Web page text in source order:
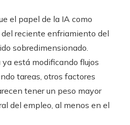
el papel de la IA como
reciente enfriamiento del
sobredimensionado.
está modificando flujos
tareas, otros factores
tener un peso mayor
del empleo, al menos en el